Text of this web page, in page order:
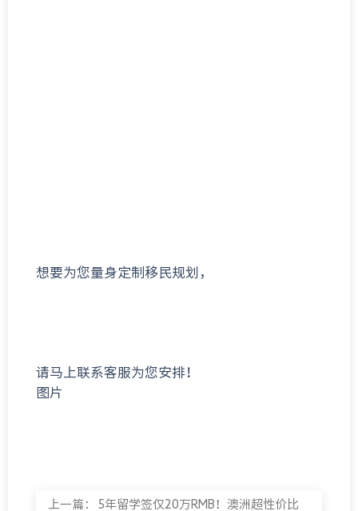
想要为您量身定制移民规划，
请马上联系客服为您安排！
图片
上一篇： 5年留学签仅20万RMB！澳洲超性价比